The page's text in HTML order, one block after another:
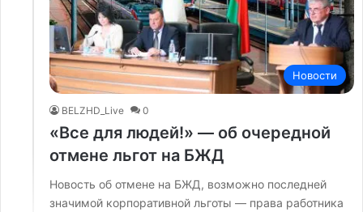
Новости
BELZHD_Live 0
«Все для людей!» — об очередной
отмене льгот на БЖД
Новость об отмене на БЖД, возможно последней
значимой корпоративной льготы — права работника